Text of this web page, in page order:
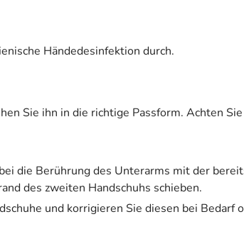
Händedesinfektion durch.
Sie ihn in die richtige Passform. Achten
die Berührung des Unterarms mit der
des zweiten Handschuhs schieben.
und korrigieren Sie diesen bei